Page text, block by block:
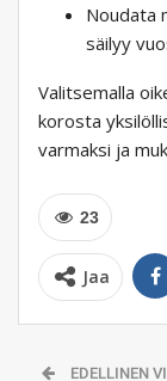
Noudata
säilyy
Valitsemalla
korosta
varmaksi ja
23
Jaa
EDELLINEN